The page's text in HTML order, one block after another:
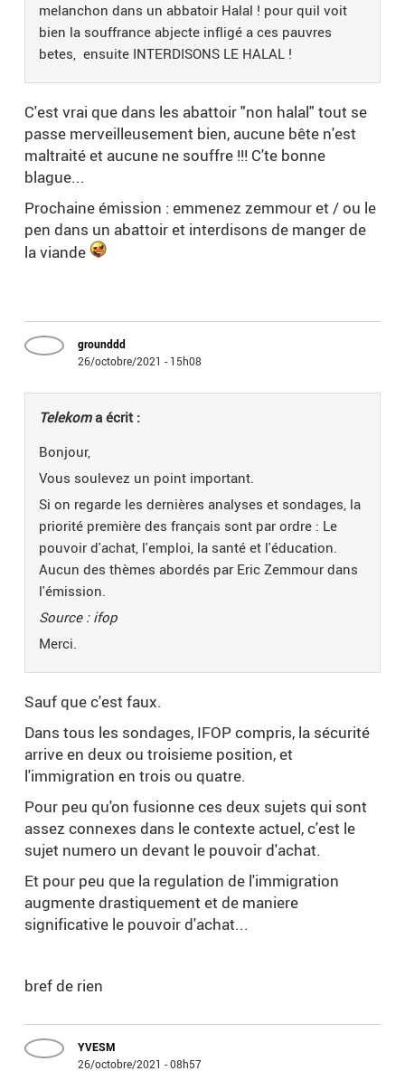
melanchon dans un abbatoir Halal ! pour quil voit
bien la souffrance abjecte infligé a ces pauvres
betes, ensuite INTERDISONS LE HALAL !
C'est vrai que dans les abattoir "non halal" tout se
passe merveilleusement bien, aucune bête n'est
maltraité et aucune ne souffre !!! C'te bonne
blague...
Prochaine émission : emmenez zemmour et / ou le
pen dans un abattoir et interdisons de manger de
la viande
grounddd
26/octobre/2021 - 15h08
Telekoma écrit :
Bonjour,
Vous soulevez un point important.
Si on regarde les dernières analyses et sondages, la
priorité première des français sont par ordre : Le
pouvoir d'achat, l'emploi, la santé et l'éducation.
Aucun des thèmes abordés par Eric Zemmour dans
l'émission.
Source : ifop
Merci.
Sauf que c'est faux.
Dans tous les sondages, IFOP compris, la sécurité
arrive en deux ou troisieme position, et
l'immigration en trois ou quatre.
Pour peu qu'on fusionne ces deux sujets qui sont
assez connexes dans le contexte actuel, c'est le
sujet numero un devant le pouvoir d'achat.
Et pour peu que la regulation de l'immigration
augmente drastiquement et de maniere
significative le pouvoir d'achat...
bref de rien
YVESM
26/octobre/2021 - 08h57